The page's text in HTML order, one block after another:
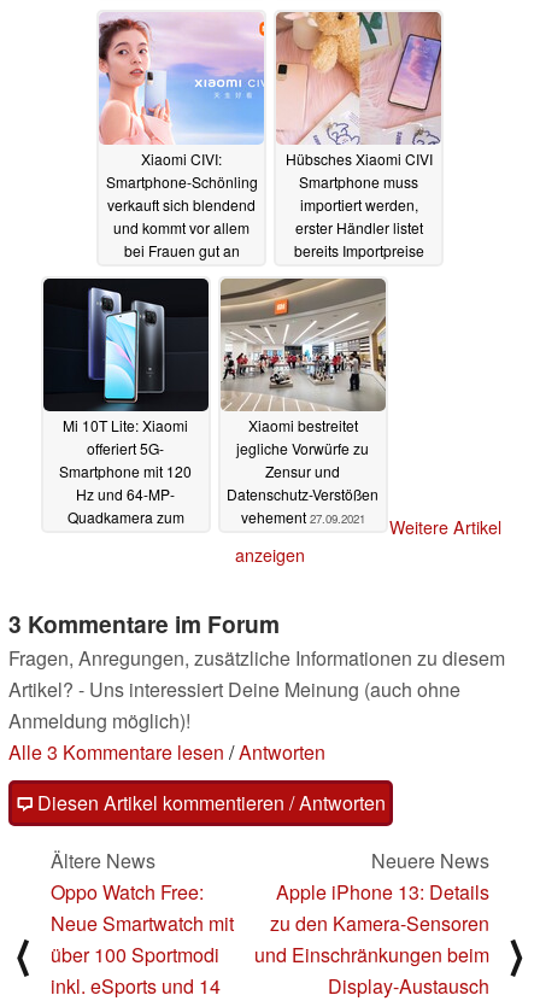
21.04.2022
Xiaomi CIVI:
Smartphone-Schönling
verkauft sich blendend
und kommt vor allem
bei Frauen gut an
06.10.2021
Hübsches Xiaomi CIVI
Smartphone muss
importiert werden,
erster Händler listet
bereits Importpreise
29.09.2021
Mi 10T Lite: Xiaomi
offeriert 5G-
Smartphone mit 120
Hz und 64-MP-
Quadkamera zum
Xiaomi bestreitet
jegliche Vorwürfe zu
Zensur und
Datenschutz-Verstößen
vehement 27.09.2021
Weitere Artikel
anzeigen
3 Kommentare im Forum
Fragen, Anregungen, zusätzliche Informationen zu diesem
Artikel? - Uns interessiert Deine Meinung (auch ohne
Anmeldung möglich)!
Alle 3 Kommentare lesen /Antworten
Diesen Artikel kommentieren / Antworten
⟨
Ältere News
Oppo Watch Free:
Neue Smartwatch mit
über 100 Sportmodi
inkl. eSports und 14
Neuere News
Apple iPhone 13: Details
zu den Kamera-Sensoren
und Einschränkungen beim
Display-Austausch
⟩